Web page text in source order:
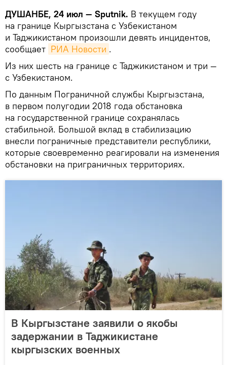
ДУШАНБЕ, 24 июл — Sputnik. В текущем году
на границе Кыргызстана с Узбекистаном
и Таджикистаном произошли девять инцидентов,
сообщает РИА Новости .
Из них шесть на границе с Таджикистаном и три —
с Узбекистаном.
По данным Пограничной службы Кыргызстана,
в первом полугодии 2018 года обстановка
на государственной границе сохранялась
стабильной. Большой вклад в стабилизацию
внесли пограничные представители республики,
которые своевременно реагировали на изменения
обстановки на приграничных территориях.
В Кыргызстане заявили о якобы
задержании в Таджикистане
кыргызских военных